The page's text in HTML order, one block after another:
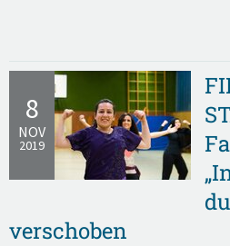
8
NOV
2019
verschoben